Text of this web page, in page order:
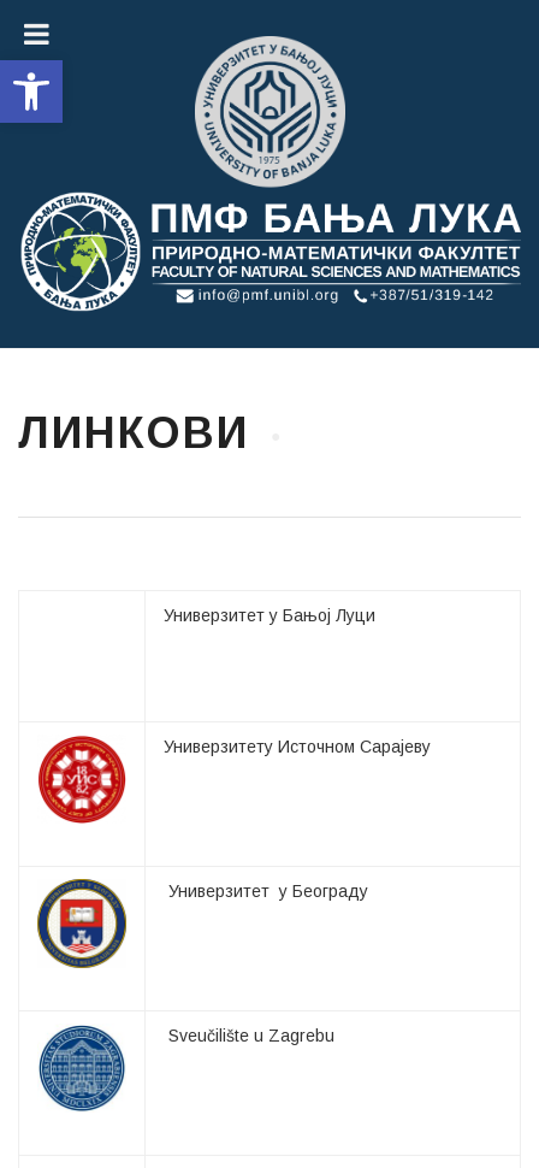
Open toolbar
ЛИНКОВИ
Универзитет у Бањој Луци
Универзитету Источном Сарајеву
Универзитет у Београду
Sveučilište u Zagrebu